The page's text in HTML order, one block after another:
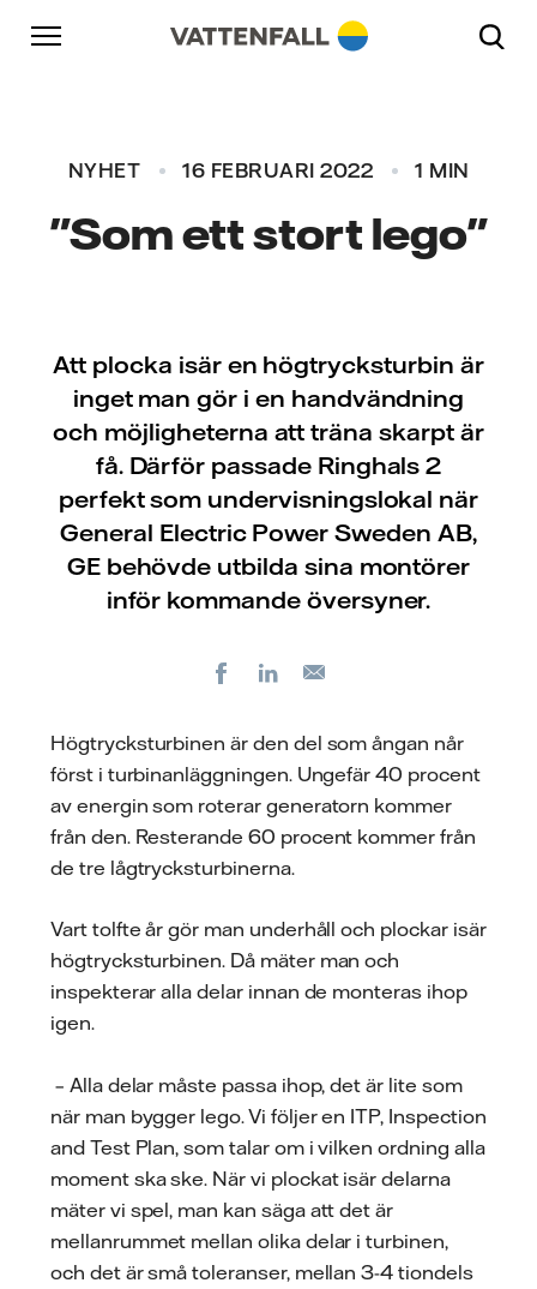
Skip to content
Gå till huvudnavigeringen
Gå till sidfoten
NYHET 16 FEBRUARI 2022 1 MIN
"Som ett stort lego"
Att plocka isär en högtrycksturbin är
inget man gör i en handvändning
och möjligheterna att träna skarpt är
få. Därför passade Ringhals 2
perfekt som undervisningslokal när
General Electric Power Sweden AB,
GE behövde utbilda sina montörer
inför kommande översyner.
FacebookLinkedIn
Högtrycksturbinen är den del som ångan når
först i turbinanläggningen. Ungefär 40 procent
av energin som roterar generatorn kommer
från den. Resterande 60 procent kommer från
de tre lågtrycksturbinerna.
Vart tolfte år gör man underhåll och plockar isär
högtrycksturbinen. Då mäter man och
inspekterar alla delar innan de monteras ihop
igen.
– Alla delar måste passa ihop, det är lite som
när man bygger lego. Vi följer en ITP, Inspection
and Test Plan, som talar om i vilken ordning alla
moment ska ske. När vi plockat isär delarna
mäter vi spel, man kan säga att det är
mellanrummet mellan olika delar i turbinen,
och det är små toleranser, mellan 3-4 tiondels
Gå till huvudnavigeringen